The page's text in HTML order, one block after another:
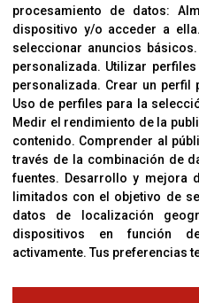
Cambios Y Devoluciones
CORVER
Sobre Nosotros
Cookies
Política De Privacidad
OFICINAS
C/ Coneixement 5, 08850
procesamiento de datos:
dispositivo y/o acceder a ella.
seleccionar anuncios básicos.
personalizada. Utilizar
personalizada. Crear un perfil
Uso de perfiles para la
Medir el rendimiento de la
contenido. Comprender al
través de la combinación de
fuentes. Desarrollo y mejora
limitados con el objetivo de
datos de localización
dispositivos en función
activamente.Tus preferencias